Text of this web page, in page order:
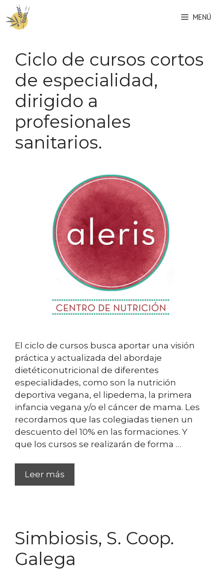
Saltar
al
contenido
MENÚ
Ciclo de cursos cortos
de especialidad,
dirigido a
profesionales
sanitarios.
El ciclo de cursos busca aportar una visión
práctica y actualizada del abordaje
dietéticonutricional de diferentes
especialidades, como son la nutrición
deportiva vegana, el lipedema, la primera
infancia vegana y/o el cáncer de mama. Les
recordamos que las colegiadas tienen un
descuento del 10% en las formaciones. Y
que los cursos se realizarán de forma …
Leer más
Simbiosis, S. Coop.
Galega